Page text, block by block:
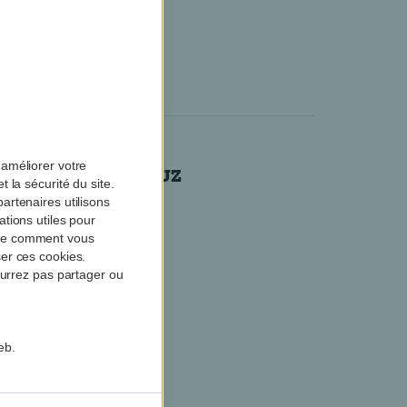
détroit d’Ormuz
votre
la sécurité du site.
utilisons
utiles pour
comment vous
ces cookies.
pas partager ou